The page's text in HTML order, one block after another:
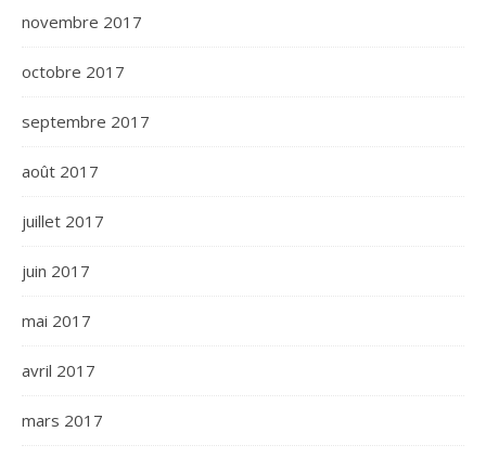
novembre 2017
octobre 2017
septembre 2017
août 2017
juillet 2017
juin 2017
mai 2017
avril 2017
mars 2017